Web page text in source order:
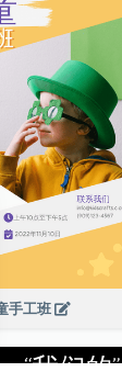
手工班